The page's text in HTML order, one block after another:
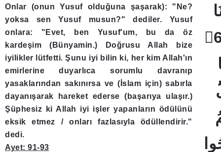
Onlar (onun Yusuf olduğuna şaşarak): "Ne?
yoksa sen Yusuf musun?" dediler. Yusuf
onlara: "Evet, ben Yusuf'um, bu da öz
kardeşim (Bünyamin.) Doğrusu Allah bize
iyilikler lütfetti. Şunu iyi bilin ki, her kim Allah'ın
emirlerine duyarlıca sorumlu davranıp
yasaklarından sakınırsa ve (İslam için) sabırla
dayanışarak hareket ederse (başarıya ulaşır.)
Şüphesiz ki Allah iyi işler yapanların ödülünü
eksik etmez / onları fazlasıyla ödüllendirir."
dedi.
Ayet: 91-93